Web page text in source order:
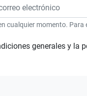
cualquier momento.
generales y la